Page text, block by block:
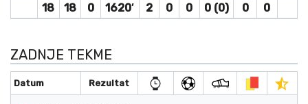
18 18 0 1620′ 2 0 0 0 (0) 0 0
ZADNJE TEKME
Datum Rezultat